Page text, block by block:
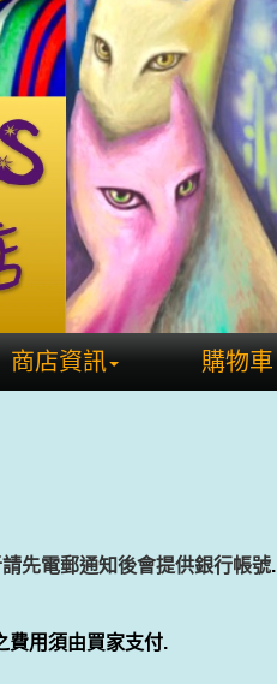
商店資訊 購物車
先電郵通知後會提供銀行帳號.
費用須由買家支付.